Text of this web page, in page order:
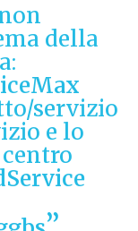
della
servizio
e lo